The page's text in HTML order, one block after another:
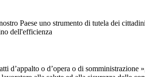
Paese uno strumento di tutela dei
dell'efficienza
o d’opera o di somministrazione